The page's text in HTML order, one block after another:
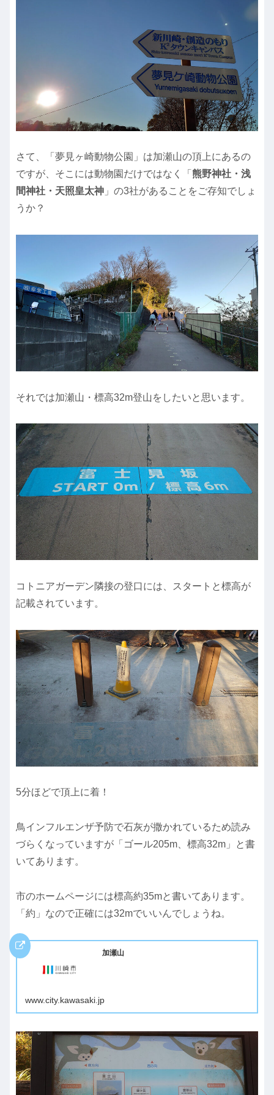
さて、「夢見ヶ崎動物公園」は加瀬山の頂上にあるの
ですが、そこには動物園だけではなく「 熊野神社・浅
間神社・天照皇太神 」の3社があることをご存知でしょ
うか？
それでは加瀬山・標高32m登山をしたいと思います。
コトニアガーデン隣接の登口には、スタートと標高が
記載されています。
5分ほどで頂上に着！
鳥インフルエンザ予防で石灰が撒かれているため読み
づらくなっていますが「ゴール205m、標高32m」と書
いてあります。
市のホームページには標高約35mと書いてあります。
「約」なので正確には32mでいいんでしょうね。
加瀬山
www.city.kawasaki.jp